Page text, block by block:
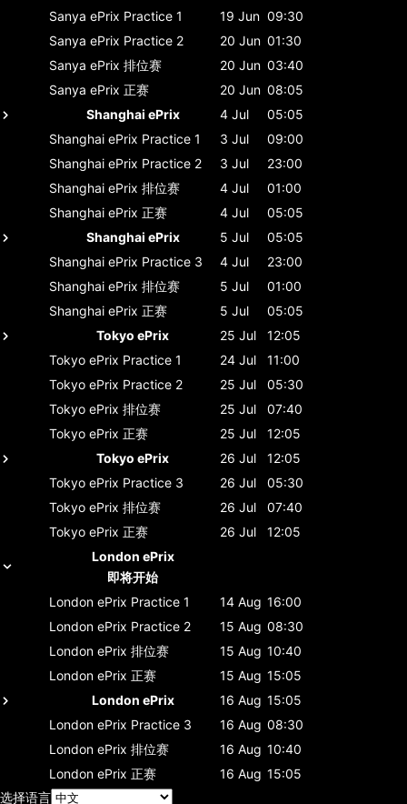
Sanya ePrix Practice 1 19 Jun 09:30
Sanya ePrix Practice 2 20 Jun 01:30
Sanya ePrix 排位赛 20 Jun 03:40
Sanya ePrix 正赛 20 Jun 08:05
Shanghai ePrix
4 Jul
05:05
Shanghai ePrix Practice 1 3 Jul
09:00
Shanghai ePrix Practice 2 3 Jul
23:00
Shanghai ePrix 排位赛 4 Jul
01:00
Shanghai ePrix 正赛 4 Jul
05:05
Shanghai ePrix
5 Jul
05:05
Shanghai ePrix Practice 3 4 Jul
23:00
Shanghai ePrix 排位赛 5 Jul
01:00
Shanghai ePrix 正赛 5 Jul
05:05
Tokyo ePrix
25 Jul
12:05
Tokyo ePrix Practice 1 24 Jul
11:00
Tokyo ePrix Practice 2 25 Jul
05:30
Tokyo ePrix 排位赛 25 Jul
07:40
Tokyo ePrix 正赛 25 Jul
12:05
Tokyo ePrix
26 Jul
12:05
Tokyo ePrix Practice 3 26 Jul
05:30
Tokyo ePrix 排位赛 26 Jul
07:40
Tokyo ePrix 正赛 26 Jul
12:05
London ePrix
即将开始
London ePrix Practice 1 14 Aug 16:00
London ePrix Practice 2 15 Aug 08:30
London ePrix 排位赛 15 Aug 10:40
London ePrix 正赛 15 Aug 15:05
London ePrix
16 Aug 15:05
London ePrix Practice 3 16 Aug 08:30
London ePrix 排位赛 16 Aug 10:40
London ePrix 正赛 16 Aug 15:05
选择语言